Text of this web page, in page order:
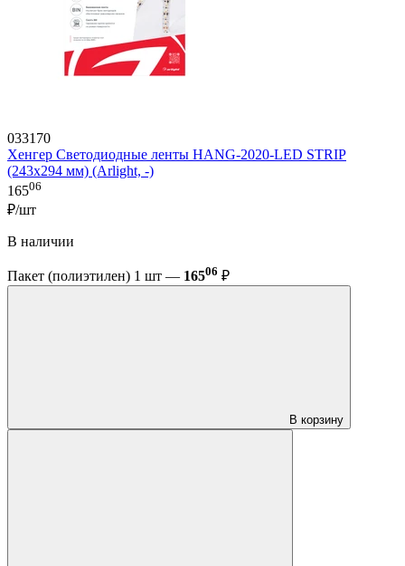
033170
Хенгер Светодиодные ленты HANG-2020-LED STRIP
(243x294 мм) (Arlight, -)
16506
₽/шт
В наличии
Пакет (полиэтилен) 1 шт — 16506 ₽
В корзину